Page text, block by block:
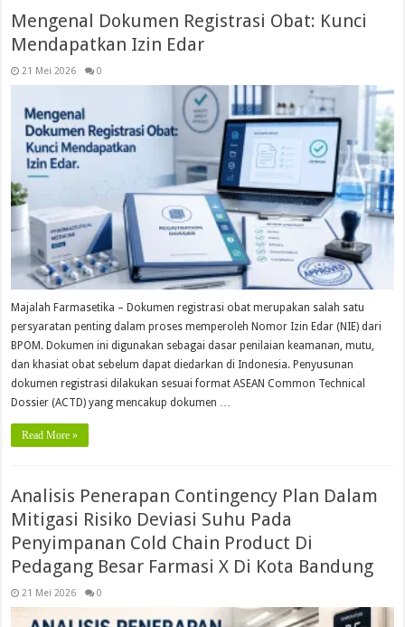
Mengenal Dokumen Registrasi Obat: Kunci
Mendapatkan Izin Edar
21 Mei 2026 0
Majalah Farmasetika – Dokumen registrasi obat merupakan salah satu
persyaratan penting dalam proses memperoleh Nomor Izin Edar (NIE) dari
BPOM. Dokumen ini digunakan sebagai dasar penilaian keamanan, mutu,
dan khasiat obat sebelum dapat diedarkan di Indonesia. Penyusunan
dokumen registrasi dilakukan sesuai format ASEAN Common Technical
Dossier (ACTD) yang mencakup dokumen …
Read More »
Analisis Penerapan Contingency Plan Dalam
Mitigasi Risiko Deviasi Suhu Pada
Penyimpanan Cold Chain Product Di
Pedagang Besar Farmasi X Di Kota Bandung
21 Mei 2026 0